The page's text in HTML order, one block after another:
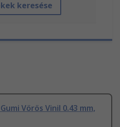
keresése
Vörös Vinil 0.43 mm,